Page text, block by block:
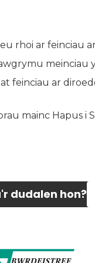
rhoi ar feinciau
meinciau
feinciau ar
mainc Hapus i
dudalen hon?